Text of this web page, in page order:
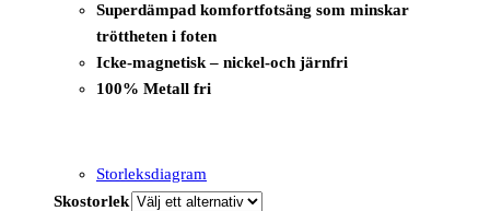
Superdämpad komfortfotsäng som minskar
tröttheten i foten
Icke-magnetisk – nickel-och järnfri
100% Metall fri
Storleksdiagram
Skostorlek